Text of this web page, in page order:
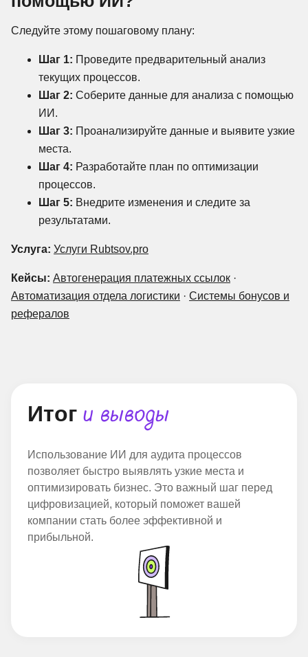
Следуйте этому пошаговому плану:
Шаг 1: Проведите предварительный анализ
текущих процессов.
Шаг 2: Соберите данные для анализа с помощью
ИИ.
Шаг 3: Проанализируйте данные и выявите узкие
места.
Шаг 4: Разработайте план по оптимизации
процессов.
Шаг 5: Внедрите изменения и следите за
результатами.
Услуга: Услуги Rubtsov.pro
Кейсы: Автогенерация платежных ссылок ·
Автоматизация отдела логистики · Cистемы бонусов и
рефералов
Итог и выводы
Использование ИИ для аудита процессов
позволяет быстро выявлять узкие места и
оптимизировать бизнес. Это важный шаг перед
цифровизацией, который поможет вашей
компании стать более эффективной и
прибыльной.